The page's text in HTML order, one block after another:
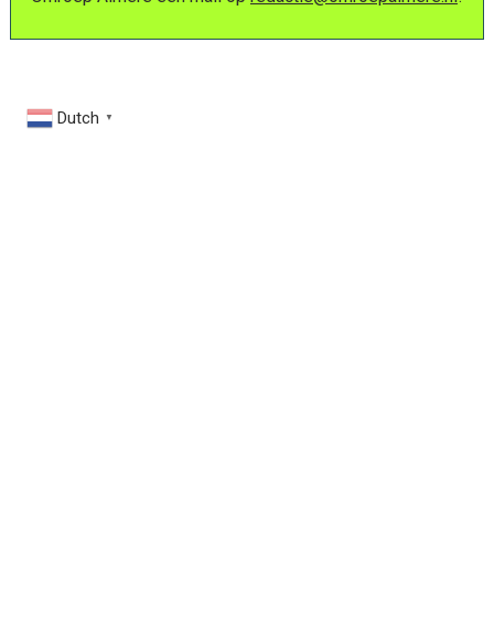
Dutch ▼